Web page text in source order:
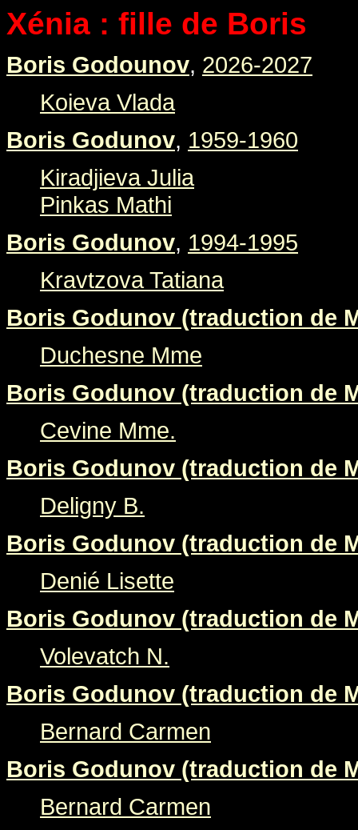
Xénia : fille de Boris
Boris Godounov, 2026-2027
Koieva Vlada
Boris Godunov, 1959-1960
Kiradjieva Julia
Pinkas Mathi
Boris Godunov, 1994-1995
Kravtzova Tatiana
Boris Godunov (traduction de
Duchesne Mme
Boris Godunov (traduction de
Cevine Mme.
Boris Godunov (traduction de
Deligny B.
Boris Godunov (traduction de
Denié Lisette
Boris Godunov (traduction de
Volevatch N.
Boris Godunov (traduction de
Bernard Carmen
Boris Godunov (traduction de
Bernard Carmen